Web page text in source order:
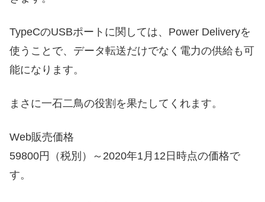
TypeCのUSBポートに関しては、Power Deliveryを
使うことで、データ転送だけでなく電力の供給も可
能になります。
まさに一石二鳥の役割を果たしてくれます。
Web販売価格
59800円（税別）～2020年1月12日時点の価格で
す。